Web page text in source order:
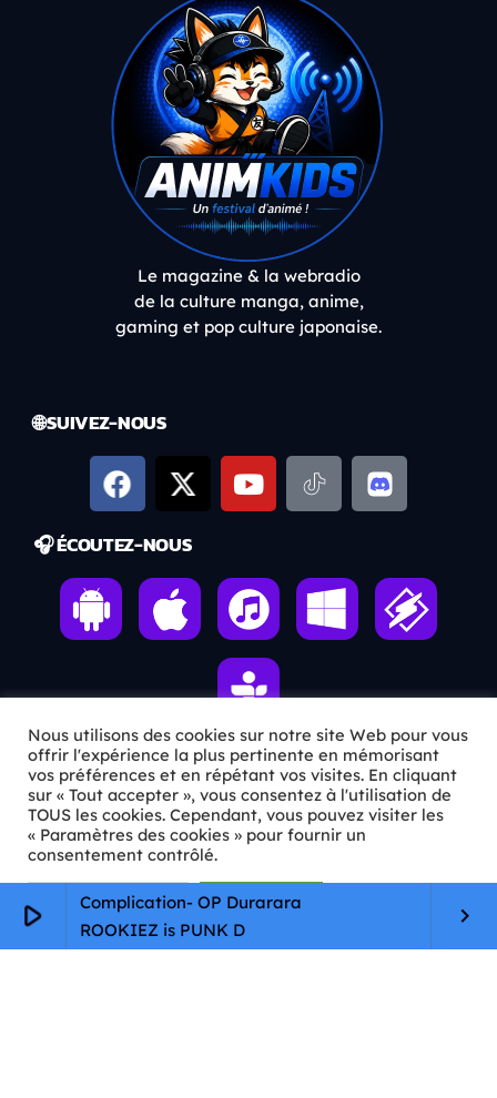
play_arrow
Complication- OP Durarara
ROOKIEZ is PUNK D
keyboard_arrow_right
Le magazine & la webradio
de la culture manga, anime,
gaming et pop culture japonaise.
🌐 SUIVEZ-NOUS
🎧 ÉCOUTEZ-NOUS
ℹ️ INFOS PRATIQUES
✉️Contact
🦊Qui sommes-nous ?
📄
Mentions légales
Nous utilisons des cookies sur notre site Web pour vous
offrir l'expérience la plus pertinente en mémorisant
vos préférences et en répétant vos visites. En cliquant
sur « Tout accepter », vous consentez à l'utilisation de
TOUS les cookies. Cependant, vous pouvez visiter les
« Paramètres des cookies » pour fournir un
consentement contrôlé.
Paramètres Cookie Tout accepter